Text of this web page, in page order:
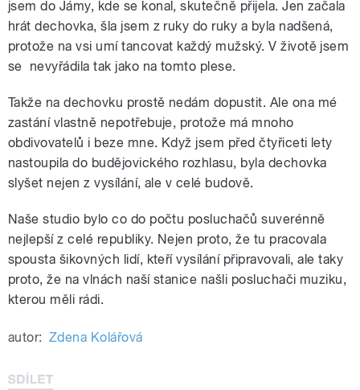
jsem do Jámy, kde se konal, skutečně přijela. Jen začala
hrát dechovka, šla jsem z ruky do ruky a byla nadšená,
protože na vsi umí tancovat každý mužský. V životě jsem
se nevyřádila tak jako na tomto plese.
Takže na dechovku prostě nedám dopustit. Ale ona mé
zastání vlastně nepotřebuje, protože má mnoho
obdivovatelů i beze mne. Když jsem před čtyřiceti lety
nastoupila do budějovického rozhlasu, byla dechovka
slyšet nejen z vysílání, ale v celé budově.
Naše studio bylo co do počtu posluchačů suverénně
nejlepší z celé republiky. Nejen proto, že tu pracovala
spousta šikovných lidí, kteří vysílání připravovali, ale taky
proto, že na vlnách naší stanice našli posluchači muziku,
kterou měli rádi.
autor: Zdena Kolářová